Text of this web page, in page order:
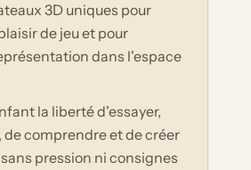
3D uniques pour
de jeu et pour
dans l'espace
la liberté d'essayer,
comprendre et de créer
pression ni consignes